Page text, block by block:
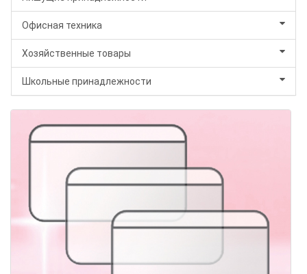
Офисная техника
Хозяйственные товары
Школьные принадлежности